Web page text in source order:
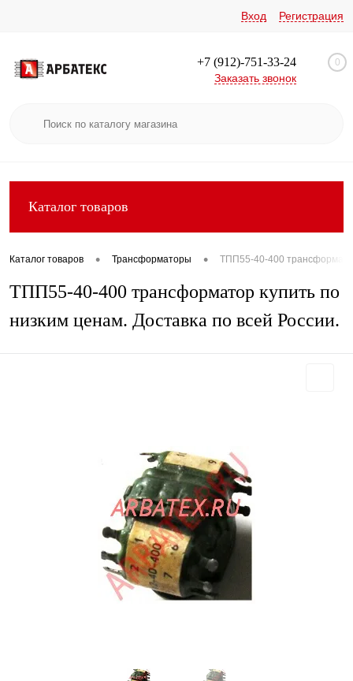
Вход Регистрация
+7 (912)-751-33-24
Заказать звонок
0
Каталог товаров
Каталог товаров • Трансформаторы • ТПП55-40-400
ТПП55-40-400 трансформатор купить по
низким ценам. Доставка по всей России.